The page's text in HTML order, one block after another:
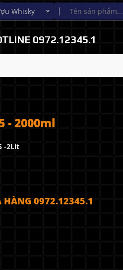
Whisky
0972.12345.1
- 2000ml
-2Lit
HÀNG 0972.12345.1